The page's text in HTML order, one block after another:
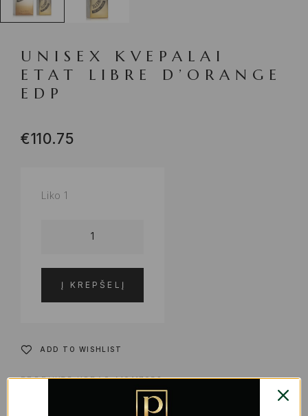
UNISEX KVEPALAI
ETAT LIBRE D’ORANGE
EDP
€110.75
Liko 1
Į KREPŠELĮ
ADD TO WISHLIST
PRODUKTO KODAS:M0117953
,KVEPALAI | KOSMETIKA